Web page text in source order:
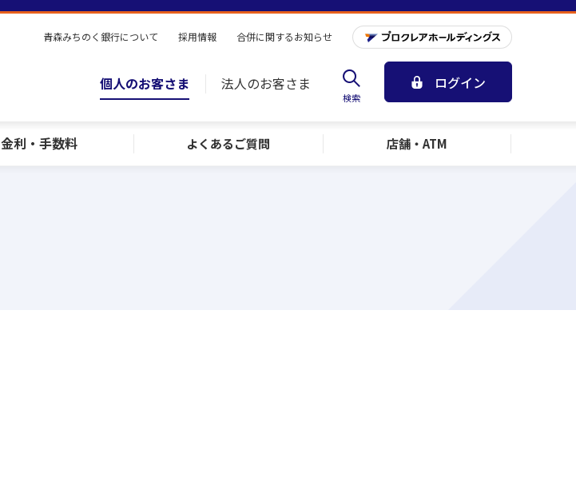
金利・手数料 よくあるご質問 店舗・ATM
青森みちのく銀行について 採用情報 合併に関するお知らせ
個人のお客さま 法人のお客さま
検索
ログイン